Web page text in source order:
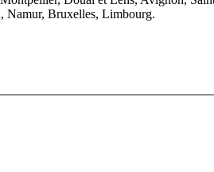
Namur, Bruxelles, Limbourg.